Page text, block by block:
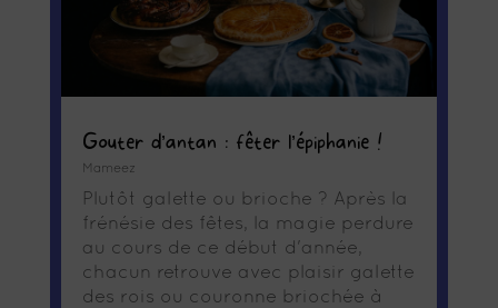
Goûter d’antan : fêter l’épiphanie !
Mameez
Plutôt galette ou brioche ? Après la
frénésie des fêtes, la magie perdure
au cours de ce début d'année,
chacun retrouve avec plaisir galette
des rois ou couronne briochée à